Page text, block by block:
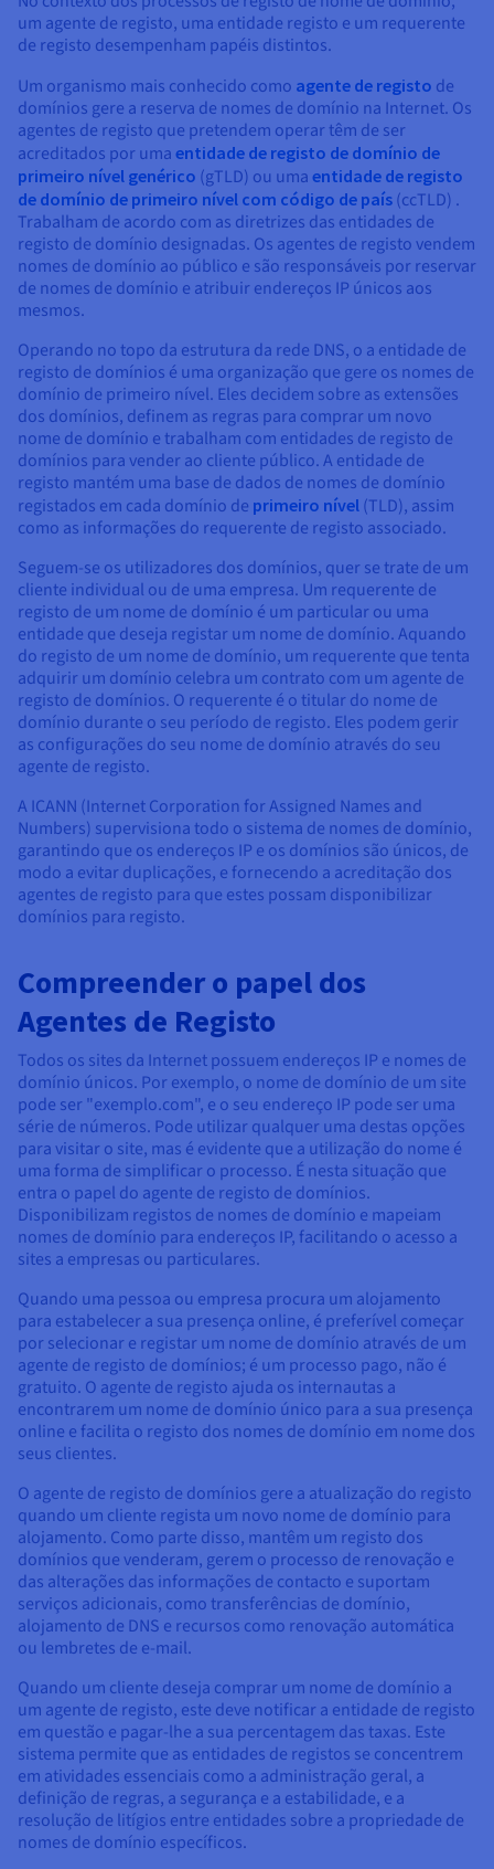
Preços
Disponibilidade por regiões
Documentação
Roadmap & Changelog
Observabilidade
Roadmap & Changelog
Roadmap & Changelog
Roadmap & Changelog
Roadmap & Changelog
um agente de registo, uma entidade registo e um requerente
de registo desempenham papéis distintos.
Um organismo mais conhecido como agente de registo de
domínios gere a reserva de nomes de domínio na Internet. Os
agentes de registo que pretendem operar têm de ser
acreditados por uma entidade de registo de domínio de
primeiro nível genérico (gTLD) ou uma entidade de registo
de domínio de primeiro nível com código de país (ccTLD) .
Trabalham de acordo com as diretrizes das entidades de
registo de domínio designadas. Os agentes de registo vendem
nomes de domínio ao público e são responsáveis por reservar
de nomes de domínio e atribuir endereços IP únicos aos
mesmos.
Operando no topo da estrutura da rede DNS, o a entidade de
registo de domínios é uma organização que gere os nomes de
domínio de primeiro nível. Eles decidem sobre as extensões
dos domínios, definem as regras para comprar um novo
nome de domínio e trabalham com entidades de registo de
domínios para vender ao cliente público. A entidade de
registo mantém uma base de dados de nomes de domínio
registados em cada domínio de primeiro nível (TLD), assim
como as informações do requerente de registo associado.
Seguem-se os utilizadores dos domínios, quer se trate de um
cliente individual ou de uma empresa. Um requerente de
registo de um nome de domínio é um particular ou uma
entidade que deseja registar um nome de domínio. Aquando
do registo de um nome de domínio, um requerente que tenta
adquirir um domínio celebra um contrato com um agente de
registo de domínios. O requerente é o titular do nome de
domínio durante o seu período de registo. Eles podem gerir
as configurações do seu nome de domínio através do seu
agente de registo.
A ICANN (Internet Corporation for Assigned Names and
Numbers) supervisiona todo o sistema de nomes de domínio,
garantindo que os endereços IP e os domínios são únicos, de
modo a evitar duplicações, e fornecendo a acreditação dos
agentes de registo para que estes possam disponibilizar
domínios para registo.
Compreender o papel dos
Agentes de Registo
Todos os sites da Internet possuem endereços IP e nomes de
domínio únicos. Por exemplo, o nome de domínio de um site
pode ser "exemplo.com", e o seu endereço IP pode ser uma
série de números. Pode utilizar qualquer uma destas opções
para visitar o site, mas é evidente que a utilização do nome é
uma forma de simplificar o processo. É nesta situação que
entra o papel do agente de registo de domínios.
Disponibilizam registos de nomes de domínio e mapeiam
nomes de domínio para endereços IP, facilitando o acesso a
sites a empresas ou particulares.
Quando uma pessoa ou empresa procura um alojamento
para estabelecer a sua presença online, é preferível começar
por selecionar e registar um nome de domínio através de um
agente de registo de domínios; é um processo pago, não é
gratuito. O agente de registo ajuda os internautas a
encontrarem um nome de domínio único para a sua presença
online e facilita o registo dos nomes de domínio em nome dos
seus clientes.
O agente de registo de domínios gere a atualização do registo
quando um cliente regista um novo nome de domínio para
alojamento. Como parte disso, mantêm um registo dos
domínios que venderam, gerem o processo de renovação e
das alterações das informações de contacto e suportam
serviços adicionais, como transferências de domínio,
alojamento de DNS e recursos como renovação automática
ou lembretes de e-mail.
Quando um cliente deseja comprar um nome de domínio a
um agente de registo, este deve notificar a entidade de registo
em questão e pagar-lhe a sua percentagem das taxas. Este
sistema permite que as entidades de registos se concentrem
em atividades essenciais como a administração geral, a
definição de regras, a segurança e a estabilidade, e a
resolução de litígios entre entidades sobre a propriedade de
nomes de domínio específicos.